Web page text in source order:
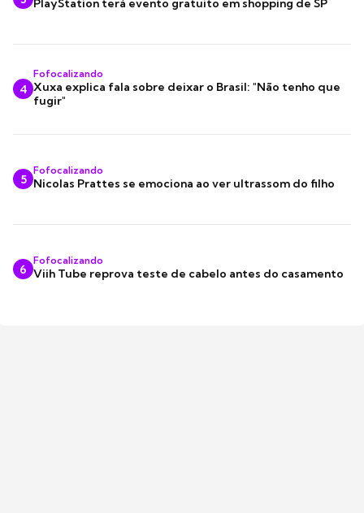
PlayStation terá evento gratuito em shopping de SP
4
Fofocalizando
Xuxa explica fala sobre deixar o Brasil: "Não tenho que
fugir"
5
Fofocalizando
Nicolas Prattes se emociona ao ver ultrassom do filho
6
Fofocalizando
Viih Tube reprova teste de cabelo antes do casamento